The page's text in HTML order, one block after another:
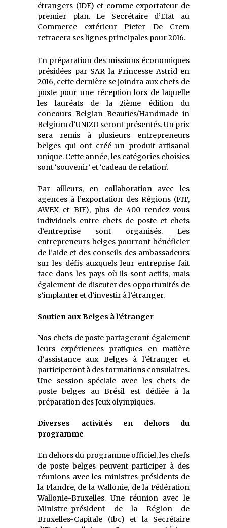
étrangers (IDE) et comme exportateur de
premier plan. Le Secrétaire d’Etat au
Commerce extérieur Pieter De Crem
retracera ses lignes principales pour 2016.
En préparation des missions économiques
présidées par SAR la Princesse Astrid en
2016, cette dernière se joindra aux chefs de
poste pour une réception lors de laquelle
les lauréats de la 2ième édition du
concours Belgian Beauties/Handmade in
Belgium d’UNIZO seront présentés. Un prix
sera remis à plusieurs entrepreneurs
belges qui ont créé un produit artisanal
unique. Cette année, les catégories choisies
sont ‘souvenir’ et ‘cadeau de relation’.
Par ailleurs, en collaboration avec les
agences à l’exportation des Régions (FIT,
AWEX et BIE), plus de 400 rendez-vous
individuels entre chefs de poste et chefs
d’entreprise sont organisés. Les
entrepreneurs belges pourront bénéficier
de l’aide et des conseils des ambassadeurs
sur les défis auxquels leur entreprise fait
face dans les pays où ils sont actifs, mais
également de discuter des opportunités de
s’implanter et d’investir à l’étranger.
Soutien aux Belges à l’étranger
Nos chefs de poste partageront également
leurs expériences pratiques en matière
d’assistance aux Belges à l’étranger et
participeront à des formations consulaires.
Une session spéciale avec les chefs de
poste belges au Brésil est dédiée à la
préparation des Jeux olympiques.
Diverses activités en dehors du
programme
En dehors du programme officiel, les chefs
de poste belges peuvent participer à des
réunions avec les ministres-présidents de
la Flandre, de la Wallonie, de la Fédération
Wallonie-Bruxelles. Une réunion avec le
Ministre-président de la Région de
Bruxelles-Capitale (tbc) et la Secrétaire